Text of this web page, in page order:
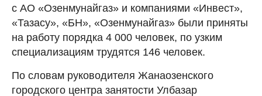
с АО «Озенмунайгаз» и компаниями «Инвест»,
«Тазасу», «БН», «Озенмунайгаз» были приняты
на работу порядка 4 000 человек, по узким
специализациям трудятся 146 человек.
По словам руководителя Жанаозенского
городского центра занятости Улбазар